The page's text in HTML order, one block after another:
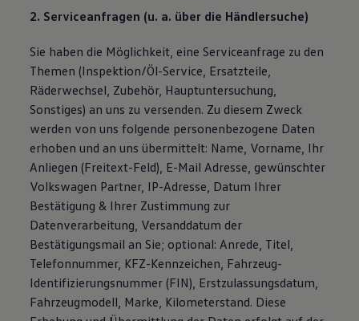
2. Serviceanfragen (u. a. über die Händlersuche)
Sie haben die Möglichkeit, eine Serviceanfrage zu den
Themen (Inspektion/Öl-Service, Ersatzteile,
Räderwechsel, Zubehör, Hauptuntersuchung,
Sonstiges) an uns zu versenden. Zu diesem Zweck
werden von uns folgende personenbezogene Daten
erhoben und an uns übermittelt: Name, Vorname, Ihr
Anliegen (Freitext-Feld), E-Mail Adresse, gewünschter
Volkswagen Partner, IP-Adresse, Datum Ihrer
Bestätigung & Ihrer Zustimmung zur
Datenverarbeitung, Versanddatum der
Bestätigungsmail an Sie; optional: Anrede, Titel,
Telefonnummer, KFZ-Kennzeichen, Fahrzeug-
Identifizierungsnummer (FIN), Erstzulassungsdatum,
Fahrzeugmodell, Marke, Kilometerstand. Diese